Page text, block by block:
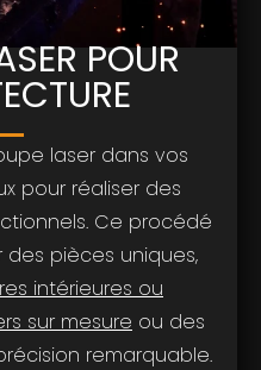
POUR
laser dans vos
pour réaliser des
Ce procédé
pièces uniques,
intérieures ou
sur mesure ou des
remarquable.